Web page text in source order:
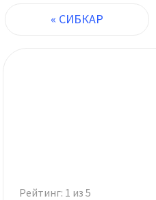
« СИБКАР
Рейтинг: 1 из 5